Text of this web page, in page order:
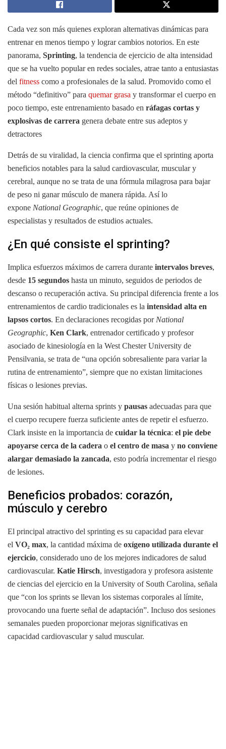
Cada vez son más quienes exploran alternativas dinámicas para
entrenar en menos tiempo y lograr cambios notorios. En este
panorama, Sprinting, la tendencia de ejercicio de alta intensidad
que se ha vuelto popular en redes sociales, atrae tanto a entusiastas
del fitness como a profesionales de la salud. Promovido como el
método “definitivo” para quemar grasa y transformar el cuerpo en
poco tiempo, este entrenamiento basado en ráfagas cortas y
explosivas de carrera genera debate entre sus adeptos y
detractores
Detrás de su viralidad, la ciencia confirma que el sprinting aporta
beneficios notables para la salud cardiovascular, muscular y
cerebral, aunque no se trata de una fórmula milagrosa para bajar
de peso ni ganar músculo de manera rápida. Así lo
expone National Geographic, que reúne opiniones de
especialistas y resultados de estudios actuales.
¿En qué consiste el sprinting?
Implica esfuerzos máximos de carrera durante intervalos breves,
desde 15 segundos hasta un minuto, seguidos de periodos de
descanso o recuperación activa. Su principal diferencia frente a los
entrenamientos de cardio tradicionales es la intensidad alta en
lapsos cortos. En declaraciones recogidas por National
Geographic, Ken Clark, entrenador certificado y profesor
asociado de kinesiología en la West Chester University de
Pensilvania, se trata de “una opción sobresaliente para variar la
rutina de entrenamiento”, siempre que no existan limitaciones
físicas o lesiones previas.
Una sesión habitual alterna sprints y pausas adecuadas para que
el cuerpo recupere fuerza suficiente antes de repetir el esfuerzo.
Clark insiste en la importancia de cuidar la técnica: el pie debe
apoyarse cerca de la cadera o el centro de masa y no conviene
alargar demasiado la zancada, esto podría incrementar el riesgo
de lesiones.
Beneficios probados: corazón,
músculo y cerebro
El principal atractivo del sprinting es su capacidad para elevar
el VO₂ max, la cantidad máxima de oxígeno utilizada durante el
ejercicio, considerado uno de los mejores indicadores de salud
cardiovascular. Katie Hirsch, investigadora y profesora asistente
de ciencias del ejercicio en la University of South Carolina, señala
que “con los sprints se llevan los sistemas corporales al límite,
provocando una fuerte señal de adaptación”. Incluso dos sesiones
semanales pueden proporcionar mejoras significativas en
capacidad cardiovascular y salud muscular.